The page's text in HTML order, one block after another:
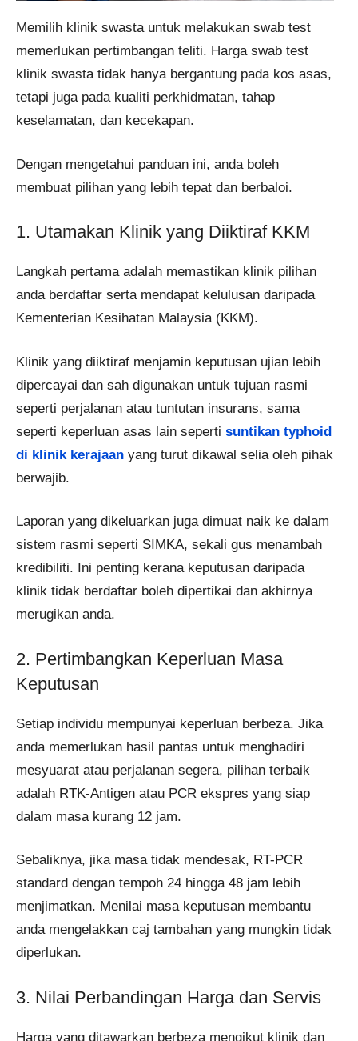
Memilih klinik swasta untuk melakukan swab test
memerlukan pertimbangan teliti. Harga swab test
klinik swasta tidak hanya bergantung pada kos asas,
tetapi juga pada kualiti perkhidmatan, tahap
keselamatan, dan kecekapan.
Dengan mengetahui panduan ini, anda boleh
membuat pilihan yang lebih tepat dan berbaloi.
1. Utamakan Klinik yang Diiktiraf KKM
Langkah pertama adalah memastikan klinik pilihan
anda berdaftar serta mendapat kelulusan daripada
Kementerian Kesihatan Malaysia (KKM).
Klinik yang diiktiraf menjamin keputusan ujian lebih
dipercayai dan sah digunakan untuk tujuan rasmi
seperti perjalanan atau tuntutan insurans, sama
seperti keperluan asas lain seperti suntikan typhoid
di klinik kerajaan yang turut dikawal selia oleh pihak
berwajib.
Laporan yang dikeluarkan juga dimuat naik ke dalam
sistem rasmi seperti SIMKA, sekali gus menambah
kredibiliti. Ini penting kerana keputusan daripada
klinik tidak berdaftar boleh dipertikai dan akhirnya
merugikan anda.
2. Pertimbangkan Keperluan Masa
Keputusan
Setiap individu mempunyai keperluan berbeza. Jika
anda memerlukan hasil pantas untuk menghadiri
mesyuarat atau perjalanan segera, pilihan terbaik
adalah RTK-Antigen atau PCR ekspres yang siap
dalam masa kurang 12 jam.
Sebaliknya, jika masa tidak mendesak, RT-PCR
standard dengan tempoh 24 hingga 48 jam lebih
menjimatkan. Menilai masa keputusan membantu
anda mengelakkan caj tambahan yang mungkin tidak
diperlukan.
3. Nilai Perbandingan Harga dan Servis
Harga yang ditawarkan berbeza mengikut klinik dan